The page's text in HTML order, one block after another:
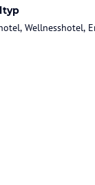
Wellnesshotel,